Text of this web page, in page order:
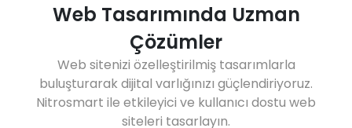
Web Tasarımında Uzman
Çözümler
Web sitenizi özelleştirilmiş tasarımlarla
buluşturarak dijital varlığınızı güçlendiriyoruz.
Nitrosmart ile etkileyici ve kullanıcı dostu web
siteleri tasarlayın.